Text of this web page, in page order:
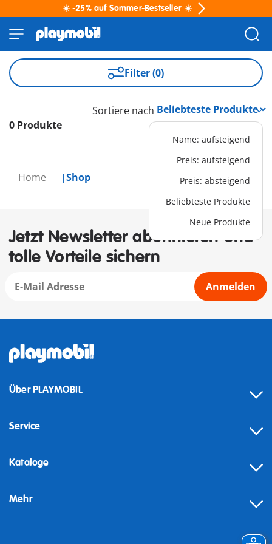
☀️ -25% auf Sommer-Bestseller ☀️
Home Shop
Filter (0)
0 Produkte
Sortiere nach
Name: aufsteigend
Preis: aufsteigend
Preis: absteigend
Beliebteste Produkte
Neue Produkte
Jetzt Newsletter abonnieren und
tolle Vorteile sichern
Anmelden
Über PLAYMOBIL
Service
Kataloge
Mehr